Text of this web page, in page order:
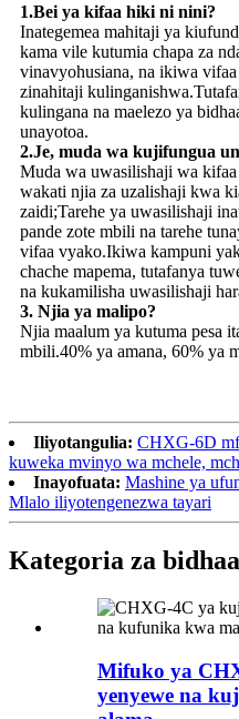
1.Bei ya kifaa hiki ni nini?
Inategemea mahitaji ya
kama vile kutumia chapa za
vinavyohusiana, na ikiwa
zinahitaji
kulingana na maelezo ya
unayotoa.
2.Je, ​​muda wa kujifungua
Muda wa uwasilishaji wa
wakati njia za uzalishaji kwa
zaidi;Tarehe ya uwasilishaji
pande zote mbili na tarehe
vifaa vyako.Ikiwa kampuni
chache mapema, tutafanya
na kukamilisha uwasilishaji
3. Njia ya malipo?
Njia maalum ya kutuma pesa
mbili.40% ya amana, 60% ya
Iliyotangulia: CHXG-6D
kuweka mvinyo wa mchele,
Inayofuata: Mashine ya
Mlalo iliyotengenezwa tayari
Kategoria za bidhaa
Mifuko ya
yenyewe na